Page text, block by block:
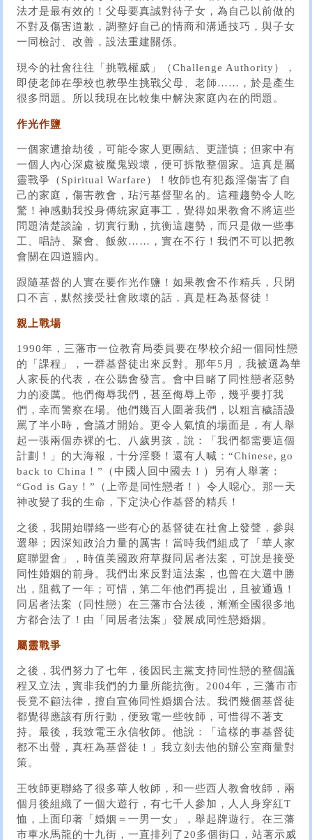
法才是最有效的！父母要真誠對待子女，為自己以前做的
不對及傷害道歉，調整好自己的情商和溝通技巧，與子女
一同檢討、改善，設法重建關係。
現今的社會往往「挑戰權威」（Challenge Authority），
即使老師在學校也教學生挑戰父母、老師……，於是產生
很多問題。所以我現在比較集中解決家庭內在的問題。
作光作鹽
一個家遭搶劫後，可能令家人更團結、更謹慎；但家中有
一個人內心深處被魔鬼毀壞，便可拆散整個家。這真是屬
靈戰爭（Spiritual Warfare）！牧師也有犯姦淫傷害了自
己的家庭，傷害教會，玷污基督聖名的。這種趨勢令人吃
驚！神感動我投身傳統家庭事工，覺得如果教會不將這些
問題清楚談論，切實行動，抗衡這趨勢，而只是做一些事
工、唱詩、聚會、飯敘……，實在不行！我們不可以把教
會關在四道牆內。
跟隨基督的人實在要作光作鹽！如果教會不作精兵，只閉
口不言，默然接受社會敗壞的話，真是枉為基督徒！
親上戰場
1990年，三藩市一位教育局委員要在學校介紹一個同性戀
的「課程」，一群基督徒出來反對。那年5月，我被選為華
人家長的代表，在公聽會發言。會中目睹了同性戀者惡勢
力的凌厲。他們侮辱我們，甚至侮辱上帝，幾乎要打我
們，幸而警察在場。他們幾百人圍著我們，以粗言穢語謾
罵了半小時，會議才開始。更令人氣憤的場面是，有人舉
起一張兩個赤裸的七、八歲男孩，說：「我們都需要這個
計劃！」的大海報，十分淫褻！還有人喊：“Chinese, go
back to China！”（中國人回中國去！）另有人舉著：
“God is Gay！”（上帝是同性戀者！）令人噁心。那一天
神改變了我的生命，下定決心作基督的精兵！
之後，我開始聯絡一些有心的基督徒在社會上發聲，參與
選舉；因深知政治力量的厲害！當時我們組成了「華人家
庭聯盟會」，時值美國政府草擬同居者法案，可說是接受
同性婚姻的前身。我們出來反對這法案，也曾在大選中勝
出，阻截了一年；可惜，第二年他們再提出，且被通過！
同居者法案（同性戀）在三藩市合法後，漸漸全國很多地
方都合法了！由「同居者法案」發展成同性戀婚姻。
屬靈戰爭
之後，我們努力了七年，後因民主黨支持同性戀的整個議
程又立法，實非我們的力量所能抗衡。2004年，三藩市市
長竟不顧法律，擅自宣佈同性婚姻合法。我們幾個基督徒
都覺得應該有所行動，便致電一些牧師，可惜得不著支
持。最後，我致電王永信牧師。他說：「這樣的事基督徒
都不出聲，真枉為基督徒！」我立刻去他的辦公室商量對
策。
王牧師更聯絡了很多華人牧師，和一些西人教會牧師，兩
個月後組織了一個大遊行，有七千人參加，人人身穿紅T
恤，上面印著「婚姻＝一男一女」，舉起牌遊行。在三藩
市車水馬龍的十九街，一直排列了20多個街口，站著示威